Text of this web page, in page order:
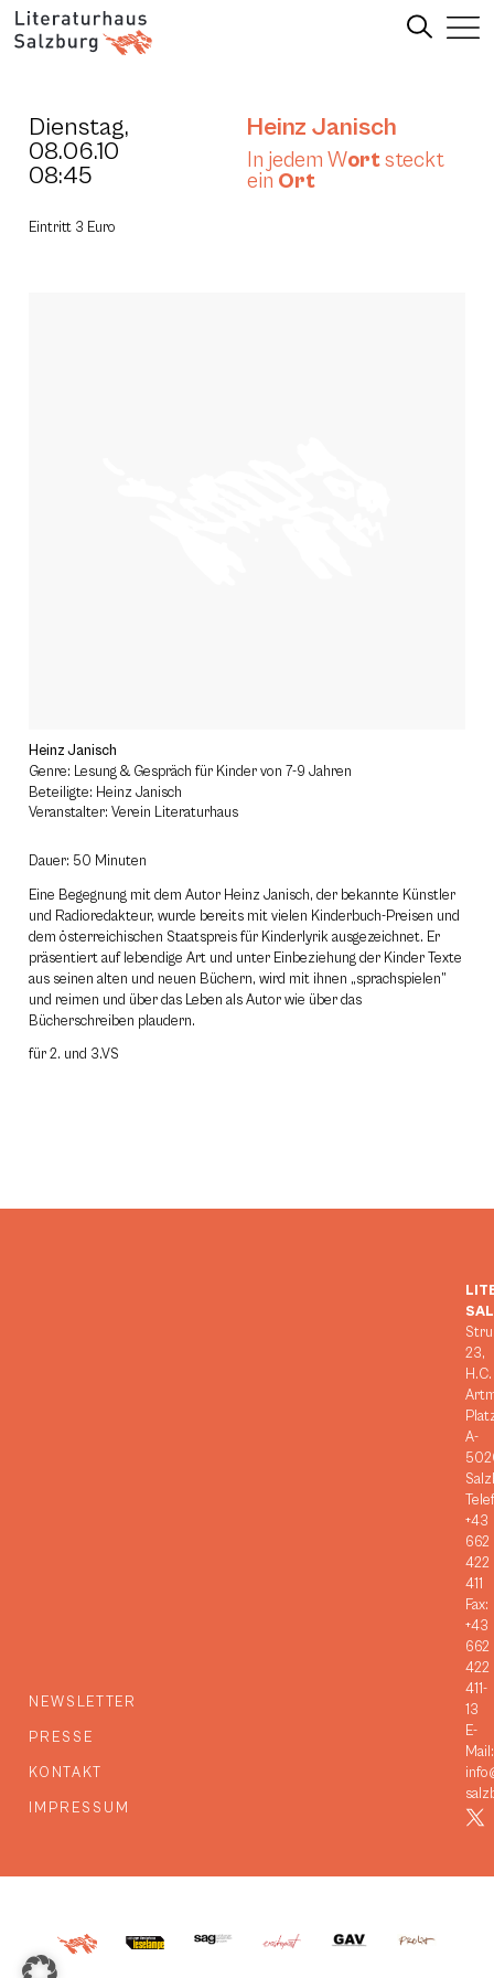
Dienstag,
08.06.10
08:45
Heinz Janisch
In jedem Wortsteckt
ein Ort
Eintritt 3 Euro
Heinz Janisch
Genre: Lesung & Gespräch für Kinder von 7-9 Jahren
Beteiligte: Heinz Janisch
Veranstalter: Verein Literaturhaus
Dauer: 50 Minuten
Eine Begegnung mit dem Autor Heinz Janisch, der bekannte Künstler
und Radioredakteur, wurde bereits mit vielen Kinderbuch-Preisen und
dem österreichischen Staatspreis für Kinderlyrik ausgezeichnet. Er
präsentiert auf lebendige Art und unter Einbeziehung der Kinder Texte
aus seinen alten und neuen Büchern, wird mit ihnen „sprachspielen”
und reimen und über das Leben als Autor wie über das
Bücherschreiben plaudern.
für 2. und 3.VS
NEWSLETTER
PRESSE
KONTAKT
IMPRESSUM
23,
H.C.
A-
+43
662
422
411
Fax:
+43
662
422
411-
13
E-
Mail: